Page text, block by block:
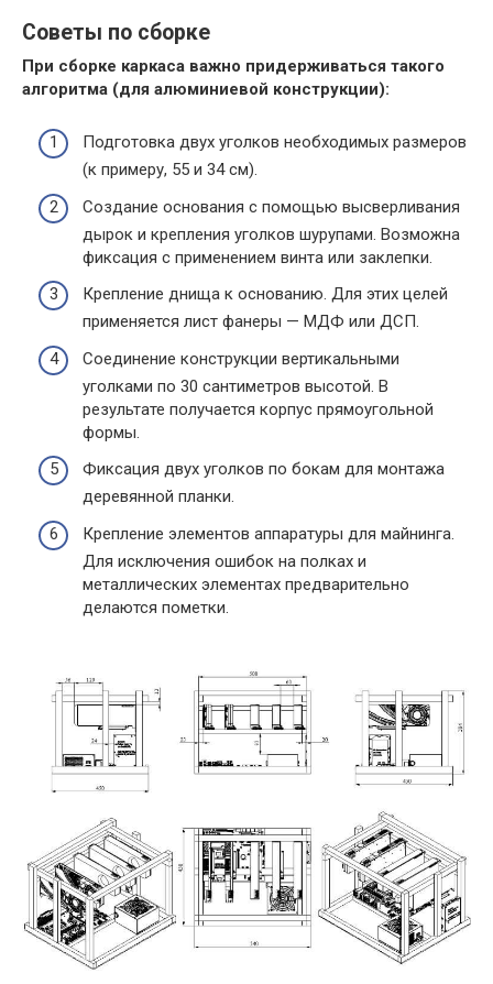
Советы по сборке
При сборке каркаса важно придерживаться такого
алгоритма (для алюминиевой конструкции):
Подготовка двух уголков необходимых размеров
(к примеру, 55 и 34 см).
Создание основания с помощью высверливания
дырок и крепления уголков шурупами. Возможна
фиксация с применением винта или заклепки.
Крепление днища к основанию. Для этих целей
применяется лист фанеры — МДФ или ДСП.
Соединение конструкции вертикальными
уголками по 30 сантиметров высотой. В
результате получается корпус прямоугольной
формы.
Фиксация двух уголков по бокам для монтажа
деревянной планки.
Крепление элементов аппаратуры для майнинга.
Для исключения ошибок на полках и
металлических элементах предварительно
делаются пометки.